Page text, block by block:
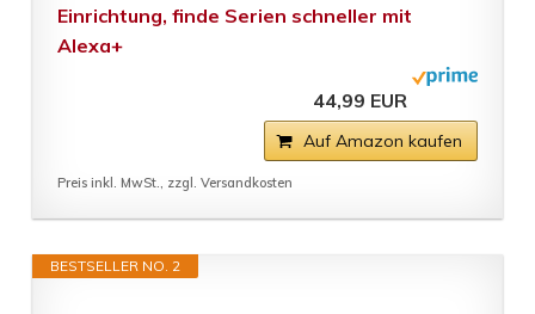
Einrichtung, finde Serien schneller mit
Alexa+
44,99 EUR
Auf Amazon kaufen
Preis inkl. MwSt., zzgl. Versandkosten
BESTSELLER NO. 2